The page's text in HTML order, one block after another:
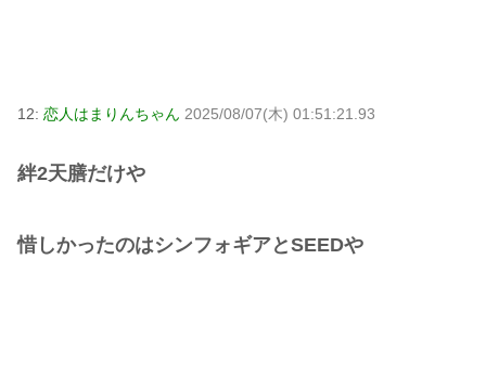
12: 恋人はまりんちゃん 2025/08/07(木) 01:51:21.93
絆2天膳だけや
惜しかったのはシンフォギアとSEEDや